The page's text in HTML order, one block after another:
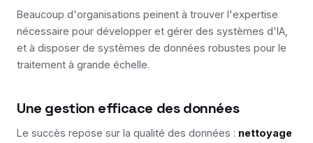
Beaucoup d'organisations peinent à trouver l'expertise
nécessaire pour développer et gérer des systèmes d'IA,
et à disposer de systèmes de données robustes pour le
traitement à grande échelle.
Une gestion efficace des données
Le succès repose sur la qualité des données : nettoyage